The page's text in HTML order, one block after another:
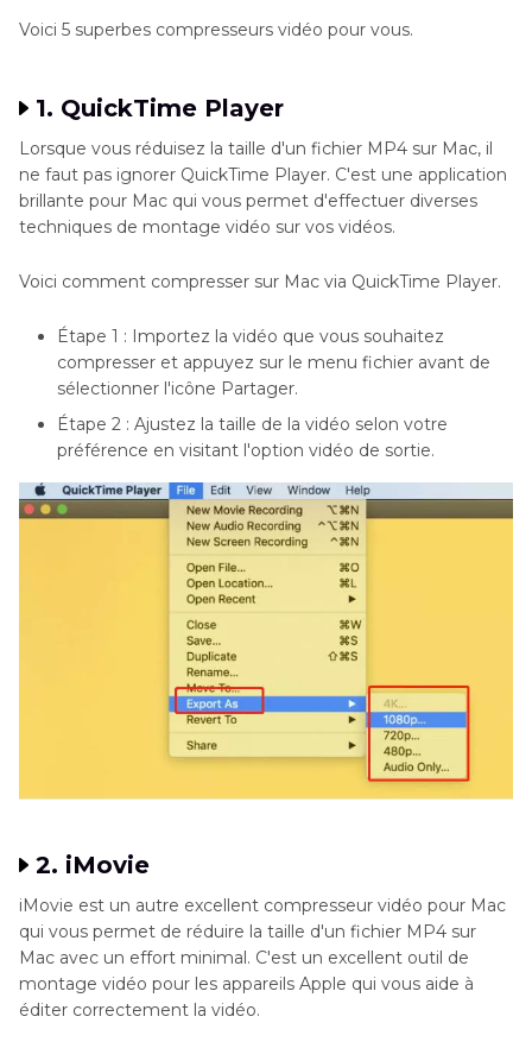
Voici 5 superbes compresseurs vidéo pour vous.
1. QuickTime Player
Lorsque vous réduisez la taille d'un fichier MP4 sur Mac, il
ne faut pas ignorer QuickTime Player. C'est une application
brillante pour Mac qui vous permet d'effectuer diverses
techniques de montage vidéo sur vos vidéos.
Voici comment compresser sur Mac via QuickTime Player.
Étape 1 : Importez la vidéo que vous souhaitez
compresser et appuyez sur le menu fichier avant de
sélectionner l'icône Partager.
Étape 2 : Ajustez la taille de la vidéo selon votre
préférence en visitant l'option vidéo de sortie.
2. iMovie
iMovie est un autre excellent compresseur vidéo pour Mac
qui vous permet de réduire la taille d'un fichier MP4 sur
Mac avec un effort minimal. C'est un excellent outil de
montage vidéo pour les appareils Apple qui vous aide à
éditer correctement la vidéo.